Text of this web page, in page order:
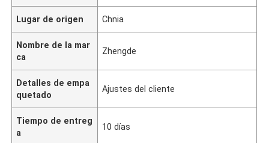
Lugar de origen Chnia
Nombre de la mar
ca
Zhengde
Detalles de empa
quetado
Ajustes del cliente
Tiempo de entreg
a
10 días